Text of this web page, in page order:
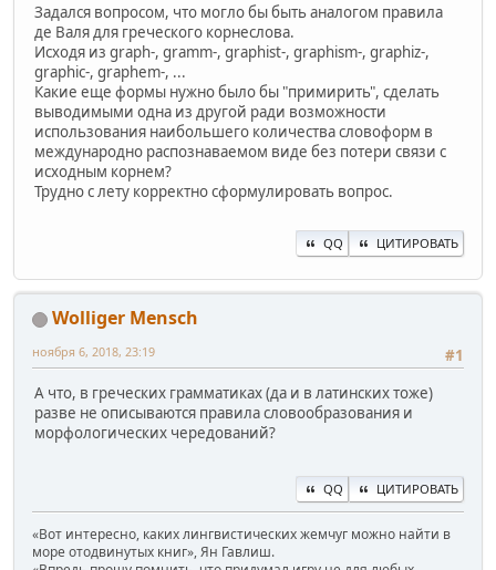
Задался вопросом, что могло бы быть аналогом правила
де Валя для греческого корнеслова.
Исходя из graph-, gramm-, graphist-, graphism-, graphiz-,
graphic-, graphem-, ...
Какие еще формы нужно было бы "примирить", сделать
выводимыми одна из другой ради возможности
использования наибольшего количества словоформ в
международно распознаваемом виде без потери связи с
исходным корнем?
Трудно с лету корректно сформулировать вопрос.
QQ ЦИТИРОВАТЬ
Wolliger Mensch
#1
ноября 6, 2018, 23:19
А что, в греческих грамматиках (да и в латинских тоже)
разве не описываются правила словообразования и
морфологических чередований?
QQ ЦИТИРОВАТЬ
«Вот интересно, каких лингвистических жемчуг можно найти в
море отодвинутых книг», Ян Гавлиш.